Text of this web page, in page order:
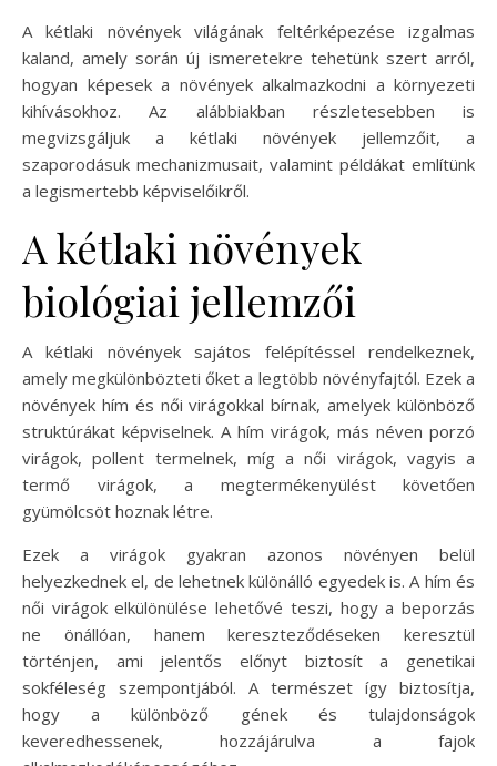
A kétlaki növények világának feltérképezése izgalmas
kaland, amely során új ismeretekre tehetünk szert arról,
hogyan képesek a növények alkalmazkodni a környezeti
kihívásokhoz. Az alábbiakban részletesebben is
megvizsgáljuk a kétlaki növények jellemzőit, a
szaporodásuk mechanizmusait, valamint példákat említünk
a legismertebb képviselőikről.
A kétlaki növények
biológiai jellemzői
A kétlaki növények sajátos felépítéssel rendelkeznek,
amely megkülönbözteti őket a legtöbb növényfajtól. Ezek a
növények hím és női virágokkal bírnak, amelyek különböző
struktúrákat képviselnek. A hím virágok, más néven porzó
virágok, pollent termelnek, míg a női virágok, vagyis a
termő virágok, a megtermékenyülést követően
gyümölcsöt hoznak létre.
Ezek a virágok gyakran azonos növényen belül
helyezkednek el, de lehetnek különálló egyedek is. A hím és
női virágok elkülönülése lehetővé teszi, hogy a beporzás
ne önállóan, hanem kereszteződéseken keresztül
történjen, ami jelentős előnyt biztosít a genetikai
sokféleség szempontjából. A természet így biztosítja,
hogy a különböző gének és tulajdonságok
keveredhessenek, hozzájárulva a fajok